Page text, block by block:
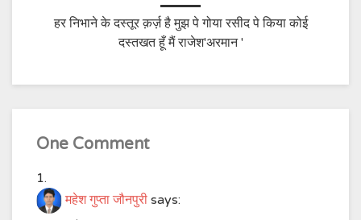
हर निभाने के दस्तूर क़र्ज़ है मुझ पे गोया रसीद पे किया कोई
दस्तखत हूँ मैं राजेश'अरमान '
One Comment
महेश गुप्ता जौनपुरी says: